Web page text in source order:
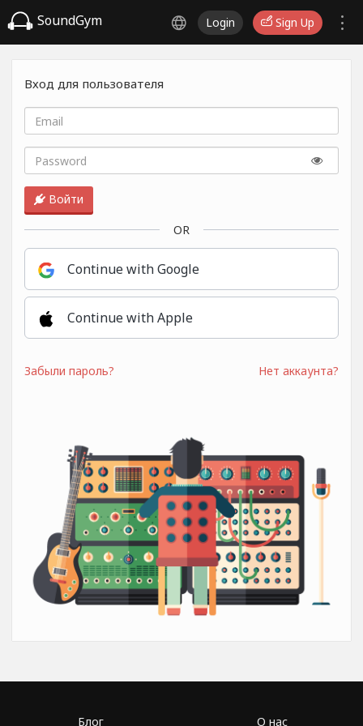
SoundGym Login Sign Up
Вход для пользователя
Войти
OR
Continue with Google
Continue with Apple
Забыли пароль? Нет аккаунта?
Блог О нас